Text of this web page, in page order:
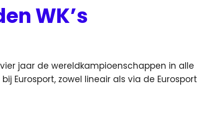
WK’s
jaar de wereldkampioenschappen in alle
Eurosport, zowel lineair als via de Eurosport